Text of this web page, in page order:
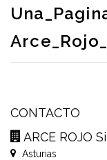
CONTACTO
ARCE ROJO
Asturias